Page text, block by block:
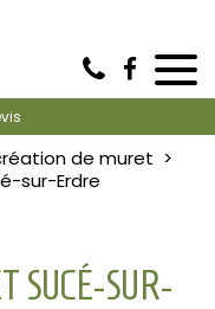
de muret
sur-Erdre
SUCÉ-SUR-